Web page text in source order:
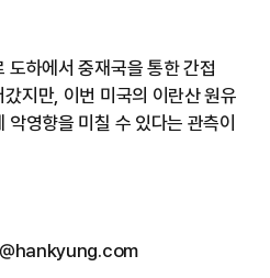
도하에서 중재국을 통한 간접
지만, 이번 미국의 이란산 원유
영향을 미칠 수 있다는 관측이